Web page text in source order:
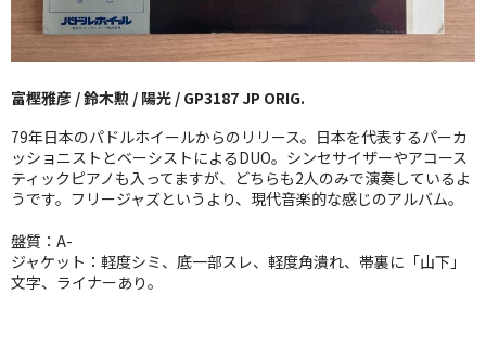
JAZZ-US
BLUE NOTE
JAZZ-EU
JAZZ-JP
JAZZ-VOCAL
J-POP
ROCK
富樫雅彦 / 鈴木勲 / 陽光 / GP3187 JP ORIG.
79年日本のパドルホイールからのリリース。日本を代表するパーカ
ッショニストとベーシストによるDUO。シンセサイザーやアコース
ティックピアノも入ってますが、どちらも2人のみで演奏しているよ
うです。フリージャズというより、現代音楽的な感じのアルバム。
盤質：A-
ジャケット：軽度シミ、底一部スレ、軽度角潰れ、帯裏に「山下」
文字、ライナーあり。